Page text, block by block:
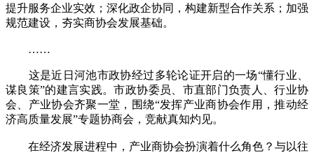
提升服务企业实效；深化政企协同，构建新型合作关系；加强
规范建设，夯实商协会发展基础。
……
这是近日河池市政协经过多轮论证开启的一场“懂行业、
谋良策”的建言实践。市政协委员、市直部门负责人、行业协
会、产业协会齐聚一堂，围绕“发挥产业商协会作用，推动经
济高质量发展”专题协商会，竞献真知灼见。
在经济发展进程中，产业商协会扮演着什么角色？与以往